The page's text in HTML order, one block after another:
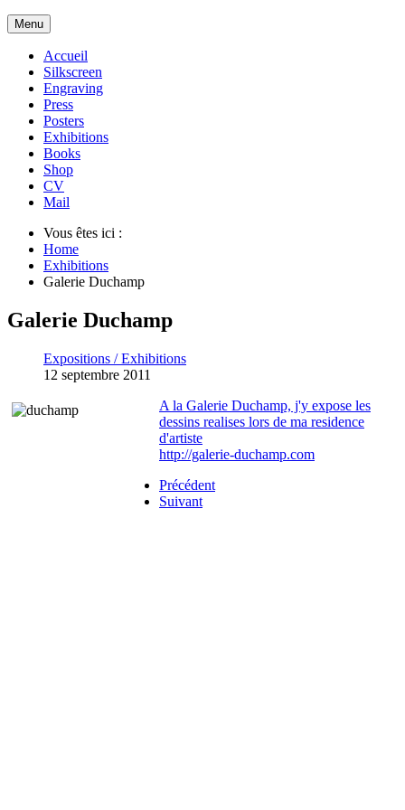
Menu
Accueil
Silkscreen
Engraving
Press
Posters
Exhibitions
Books
Shop
CV
Mail
Vous êtes ici :
Home
Exhibitions
Galerie Duchamp
Galerie Duchamp
Expositions / Exhibitions
12 septembre 2011
A la Galerie Duchamp, j'y expose les
dessins realises lors de ma residence
d'artiste
http://galerie-duchamp.com
Précédent
Suivant